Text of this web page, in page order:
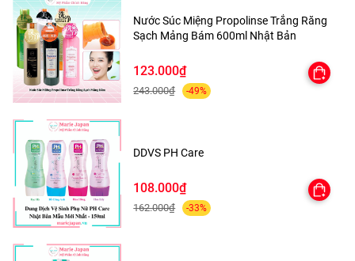
nhàng
• Tắm sạch lại với nước
• Dùng 1-2 lần/tuần,
• Bảo quản nơi khô ráo, thoáng mát, tránh ánh nắng trực
tiếp và nhiệt độ cao
• Để xa tầm tay trẻ em
Shop về5mùi: Body Salt
DỪA - VIỆT QUẤT
Nước Súc Miệng Propolinse Trắng Răng
Sạch Mảng Bám 600ml Nhật Bản
123.000₫
243.000₫ -49%
DDVS PH Care
108.000₫
162.000₫ -33%